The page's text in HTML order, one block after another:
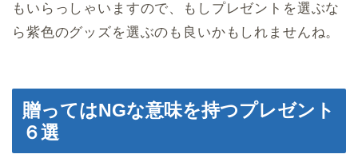
もいらっしゃいますので、もしプレゼントを選ぶな
ら紫色のグッズを選ぶのも良いかもしれませんね。
贈ってはNGな意味を持つプレゼント
６選